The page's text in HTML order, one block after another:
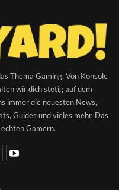
Thema Gaming. Von Konsole
wir dich stetig auf dem
immer die neuesten News,
Guides und vieles mehr. Das
Gamern.